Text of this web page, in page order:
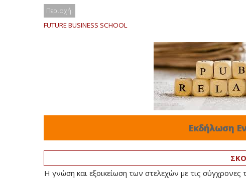
Περιοχή:
FUTURE BUSINESS SCHOOL
Εκδήλωση
Η γνώση και εξοικείωση των στελεχών με τις σύγχρονες